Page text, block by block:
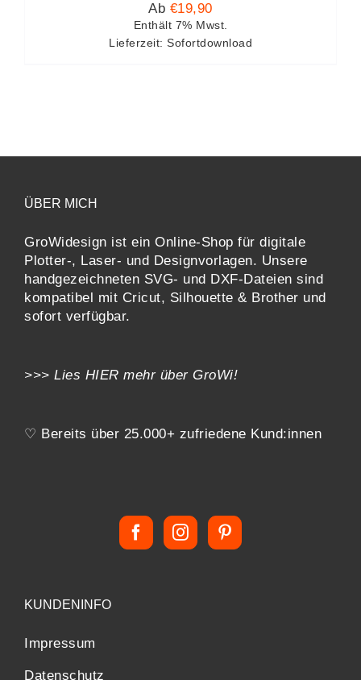
Ab €19,90
Enthält 7% Mwst.
Lieferzeit: Sofortdownload
ÜBER MICH
GroWidesign ist ein Online-Shop für digitale
Plotter-, Laser- und Designvorlagen. Unsere
handgezeichneten SVG- und DXF-Dateien sind
kompatibel mit Cricut, Silhouette & Brother und
sofort verfügbar.
>>> Lies HIER mehr über GroWi!
♡ Bereits über 25.000+ zufriedene Kund:innen
KUNDENINFO
Impressum
Datenschutz